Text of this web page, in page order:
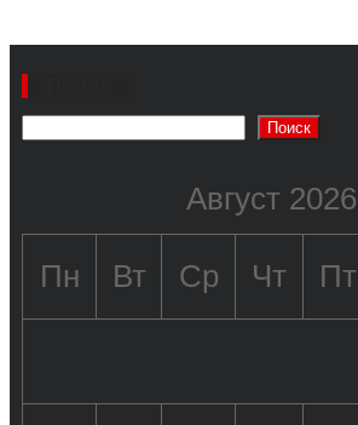
Поиск
Август 2026
Пн Вт Ср Чт Пт